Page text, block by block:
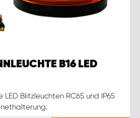
B16 LED
LED Blitzleuchten RC65 und IP65